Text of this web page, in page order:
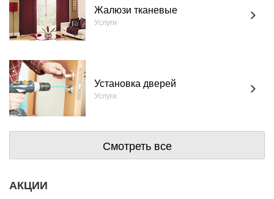
Жалюзи тканевые
Услуги
Установка дверей
Услуги
Смотреть все
АКЦИИ